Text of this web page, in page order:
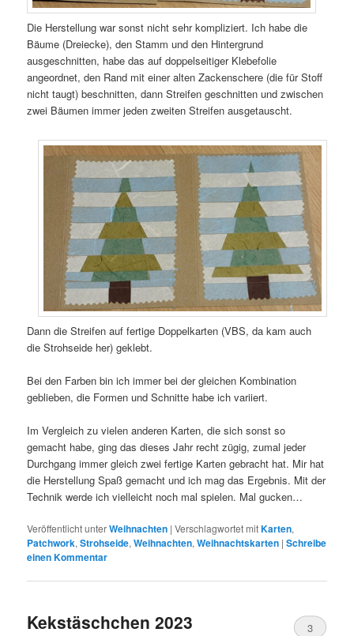
Die Herstellung war sonst nicht sehr kompliziert. Ich habe die
Bäume (Dreiecke), den Stamm und den Hintergrund
ausgeschnitten, habe das auf doppelseitiger Klebefolie
angeordnet, den Rand mit einer alten Zackenschere (die für Stoff
nicht taugt) beschnitten, dann Streifen geschnitten und zwischen
zwei Bäumen immer jeden zweiten Streifen ausgetauscht.
Dann die Streifen auf fertige Doppelkarten (VBS, da kam auch
die Strohseide her) geklebt.
Bei den Farben bin ich immer bei der gleichen Kombination
geblieben, die Formen und Schnitte habe ich variiert.
Im Vergleich zu vielen anderen Karten, die sich sonst so
gemacht habe, ging das dieses Jahr recht zügig, zumal jeder
Durchgang immer gleich zwei fertige Karten gebracht hat. Mir hat
die Herstellung Spaß gemacht und ich mag das Ergebnis. Mit der
Technik werde ich vielleicht noch mal spielen. Mal gucken…
Veröffentlicht unterWeihnachten |Verschlagwortet mitKarten,
Patchwork,Strohseide,Weihnachten,Weihnachtskarten |Schreibe
einen Kommentar
Kekstäschchen 2023 3